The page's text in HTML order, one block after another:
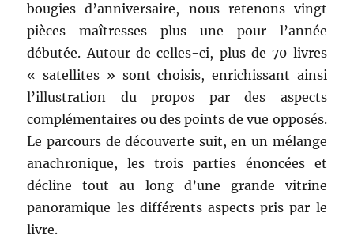
bougies d’anniversaire, nous retenons vingt
pièces maîtresses plus une pour l’année
débutée. Autour de celles-ci, plus de 70 livres
« satellites » sont choisis, enrichissant ainsi
l’illustration du propos par des aspects
complémentaires ou des points de vue opposés.
Le parcours de découverte suit, en un mélange
anachronique, les trois parties énoncées et
décline tout au long d’une grande vitrine
panoramique les différents aspects pris par le
livre.